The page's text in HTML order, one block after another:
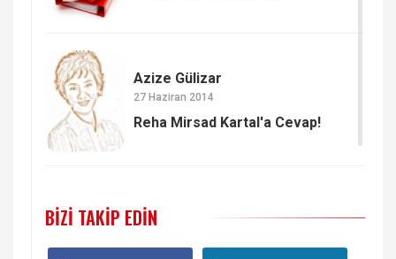
Azize Gülizar
27 Haziran 2014
Reha Mirsad Kartal'a Cevap!
BIZI TAKIP EDIN